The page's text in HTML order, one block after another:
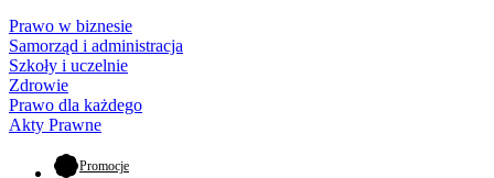
Prawo w biznesie
Samorząd i administracja
Szkoły i uczelnie
Zdrowie
Prawo dla każdego
Akty Prawne
Promocje- otwiera się w nowej karcie